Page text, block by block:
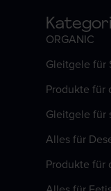
ORGANIC
Gleitgele für
Produkte für
Gleitgele für
Alles für
Produkte für